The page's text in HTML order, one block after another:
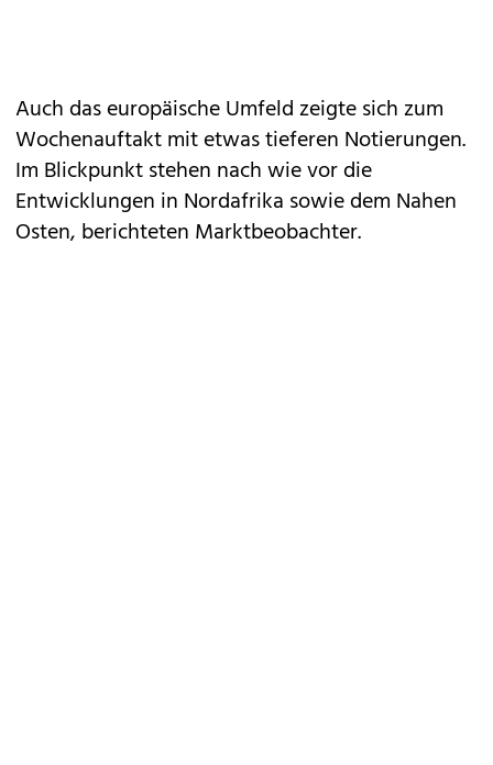
Auch das europäische Umfeld zeigte sich zum
Wochenauftakt mit etwas tieferen Notierungen.
Im Blickpunkt stehen nach wie vor die
Entwicklungen in Nordafrika sowie dem Nahen
Osten, berichteten Marktbeobachter.